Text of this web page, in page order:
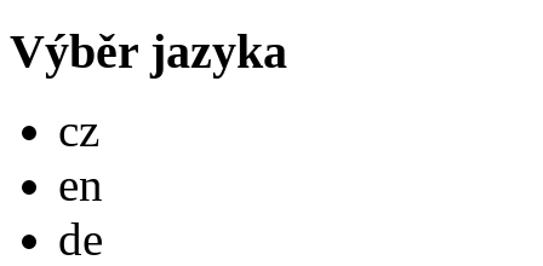
Výběr jazyka
cz
en
de